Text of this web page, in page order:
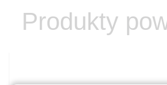
Produkty